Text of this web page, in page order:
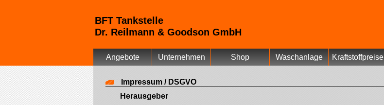
BFT Tankstelle
Dr. Reilmann & Goodson GmbH
Angebote Unternehmen Shop Waschanlage Kraftstoffpreise
Impressum / DSGVO
Herausgeber